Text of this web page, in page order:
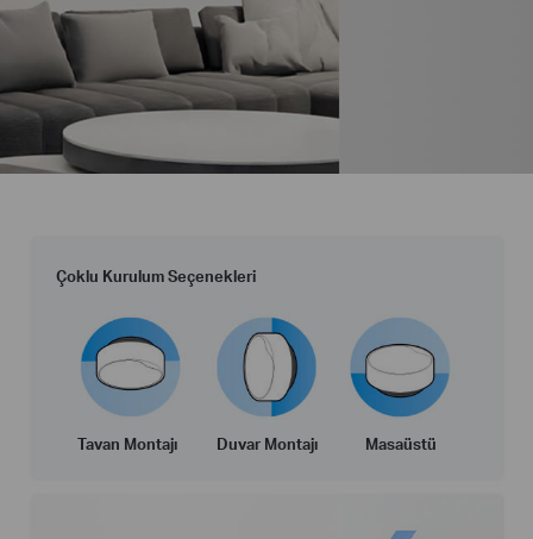
Çoklu Kurulum Seçenekleri
Tavan Montajı Duvar Montajı Masaüstü